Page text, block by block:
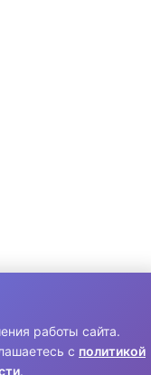
защищены.
работы сайта.
с политикой
.